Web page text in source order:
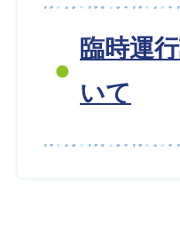
臨時運
いて